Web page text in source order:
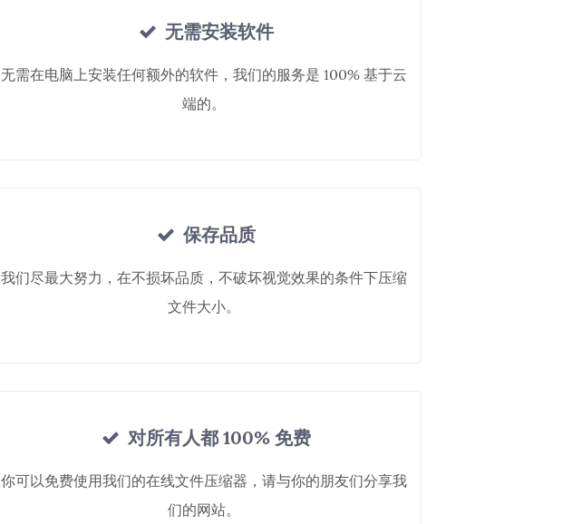
无需安装软件
无需在电脑上安装任何额外的软件，我们的服务是 100% 基于云
端的。
保存品质
我们尽最大努力，在不损坏品质，不破坏视觉效果的条件下压缩
文件大小。
对所有人都 100% 免费
你可以免费使用我们的在线文件压缩器，请与你的朋友们分享我
们的网站。